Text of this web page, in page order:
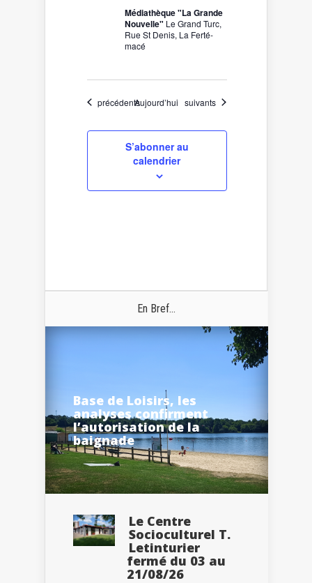
Médiathèque "La Grande
Nouvelle" Le Grand Turc,
Rue St Denis, La Ferté-
macé
Évènements
précédentsAujourd’hui Évènements
suivants
S’abonner au
calendrier
En Bref...
Base de Loisirs, les
analyses confirment
l’autorisation de la
baignade
Le Centre
Socioculturel T.
Letinturier
fermé du 03 au
21/08/26